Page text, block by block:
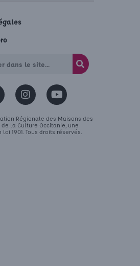
Régionale des Maisons des
la Culture Occitanie, une
1901. Tous droits réservés.